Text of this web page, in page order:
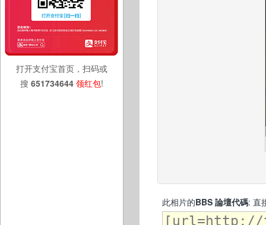
打开支付宝首页，扫码或
搜 651734644 领红包!
此相片的BBS 論壇代碼: 直